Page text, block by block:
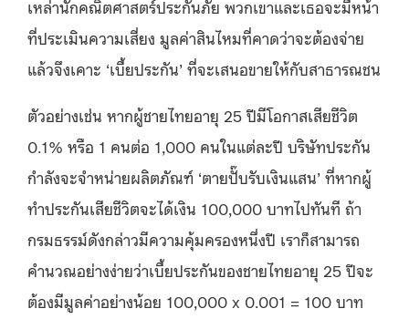
เหล่านักคณิตศาสตร์ประกันภัย พวกเขาและเธอจะมีหน้า
ที่ประเมินความเสี่ยง มูลค่าสินไหมที่คาดว่าจะต้องจ่าย
แล้วจึงเคาะ ‘เบี้ยประกัน’ ที่จะเสนอขายให้กับสาธารณชน
ตัวอย่างเช่น หากผู้ชายไทยอายุ 25 ปีมีโอกาสเสียชีวิต
0.1% หรือ 1 คนต่อ 1,000 คนในแต่ละปี บริษัทประกัน
กำลังจะจำหน่ายผลิตภัณฑ์ ‘ตายปั๊บรับเงินแสน’ ที่หากผู้
ทำประกันเสียชีวิตจะได้เงิน 100,000 บาทไปทันที ถ้า
กรมธรรม์ดังกล่าวมีความคุ้มครองหนึ่งปี เราก็สามารถ
คำนวณอย่างง่ายว่าเบี้ยประกันของชายไทยอายุ 25 ปีจะ
ต้องมีมูลค่าอย่างน้อย 100,000 x 0.001 = 100 บาท